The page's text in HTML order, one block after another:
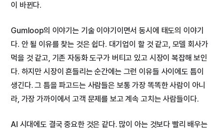
이 바뀐다.
Gumloop의 이야기는 기술 이야기이면서 동시에 태도의 이야기
다. 안 될 이유를 찾는 것은 쉽다. 대기업이 할 것 같고, 모델 회사가
먹을 것 같고, 기존 자동화 도구가 버티고 있고 시장이 복잡해 보인
다. 하지만 시장이 흔들리는 순간에는 그런 이유들 사이에도 틈이
생긴다. 그 틈을 파고드는 사람들은 보통 가장 똑똑한 사람이 아니
라, 가장 가까이에서 고객 문제를 보고 계속 고치는 사람들이다.
AI 시대에도 결국 중요한 것은 같다. 많이 아는 것보다 빨리 배우는